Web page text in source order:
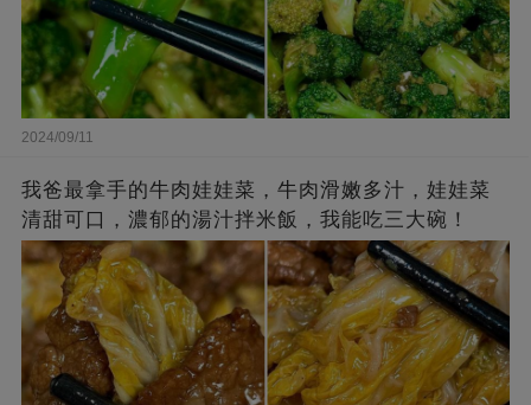
2024/09/11
我爸最拿手的牛肉娃娃菜，牛肉滑嫩多汁，娃娃菜
清甜可口，濃郁的湯汁拌米飯，我能吃三大碗！